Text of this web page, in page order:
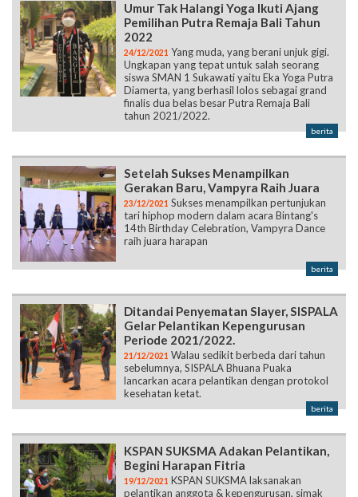
Umur Tak Halangi Yoga Ikuti Ajang
Pemilihan Putra Remaja Bali Tahun
2022
24/12/2021 Yang muda, yang berani unjuk gigi.
Ungkapan yang tepat untuk salah seorang
siswa SMAN 1 Sukawati yaitu Eka Yoga Putra
Diamerta, yang berhasil lolos sebagai grand
finalis dua belas besar Putra Remaja Bali
tahun 2021/2022.
berita
Setelah Sukses Menampilkan
Gerakan Baru, Vampyra Raih Juara
23/12/2021 Sukses menampilkan pertunjukan
tari hiphop modern dalam acara Bintang's
14th Birthday Celebration, Vampyra Dance
raih juara harapan
berita
Ditandai Penyematan Slayer, SISPALA
Gelar Pelantikan Kepengurusan
Periode 2021/2022.
21/12/2021 Walau sedikit berbeda dari tahun
sebelumnya, SISPALA Bhuana Puaka
lancarkan acara pelantikan dengan protokol
kesehatan ketat.
berita
KSPAN SUKSMA Adakan Pelantikan,
Begini Harapan Fitria
19/12/2021 KSPAN SUKSMA laksanakan
pelantikan anggota & kepengurusan, simak